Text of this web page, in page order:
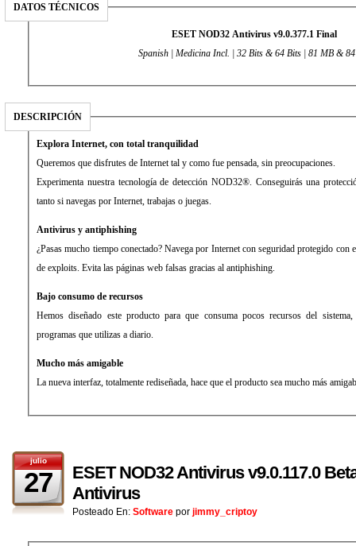
DATOS TÉCNICOS
ESET NOD32 Antivirus v9.0.377.1 Final
Spanish | Medicina Incl. | 32 Bits & 64 Bits | 81 MB &
DESCRIPCIÓN
Explora Internet, con total tranquilidad
Queremos que disfrutes de Internet tal y como fue pensada, sin preocupaciones.
Experimenta nuestra tecnología de detección NOD32®. Conseguirás una
tanto si navegas por Internet, trabajas o juegas.
Antivirus y antiphishing
¿Pasas mucho tiempo conectado? Navega por Internet con seguridad protegido con
de exploits. Evita las páginas web falsas gracias al antiphishing.
Bajo consumo de recursos
Hemos diseñado este producto para que consuma pocos recursos del
programas que utilizas a diario.
Mucho más amigable
La nueva interfaz, totalmente rediseñada, hace que el producto sea mucho más
julio
27
ESET NOD32 Antivirus v9.0.117.0
Antivirus
Posteado En: Software por jimmy_criptoy